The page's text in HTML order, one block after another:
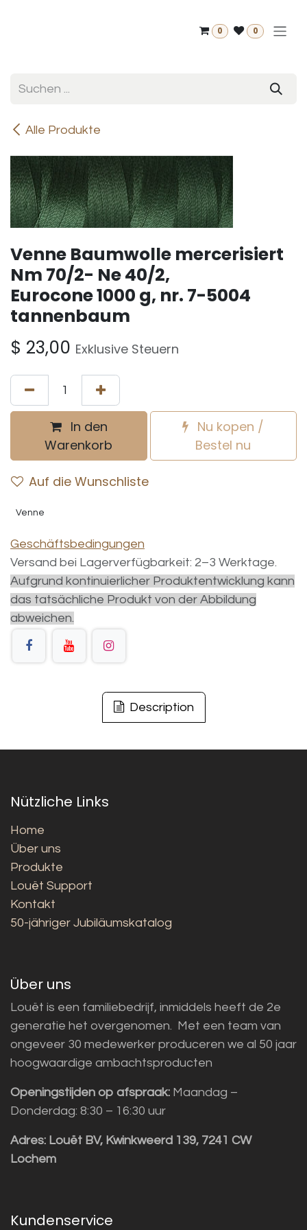
0 0
Alle Produkte
Venne Baumwolle mercerisiert
Nm 70/2- Ne 40/2,
Eurocone 1000 g, nr. 7-5004
tannenbaum
$ 23,00 Exklusive Steuern
In den
Warenkorb
Nu kopen /
Bestel nu
Auf die Wunschliste
Venne
Geschäftsbedingungen
Versand bei Lagerverfügbarkeit: 2–3 Werktage.
Aufgrund kontinuierlicher Produktentwicklung kann
das tatsächliche Produkt von der Abbildung
abweichen.
Description
Nützliche Links
Home
Über uns
Produkte
Louët Support
Kontakt
50-jähriger Jubiläumskatalog
Über uns
Louët is een familiebedrijf, inmiddels heeft de 2e
generatie het overgenomen. Met een team van
ongeveer 30 medewerker produceren we al 50 jaar
hoogwaardige ambachtsproducten
Openingstijden op afspraak: Maandag –
Donderdag: 8:30 – 16:30 uur
Adres: Louët BV, Kwinkweerd 139, 7241 CW
Lochem
Kundenservice